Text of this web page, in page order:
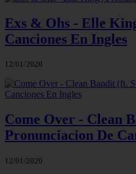
Exs & Ohs - Elle
Canciones En Ingles
12/01/2020
Come Over - Clean
Pronunciacion De
12/01/2020